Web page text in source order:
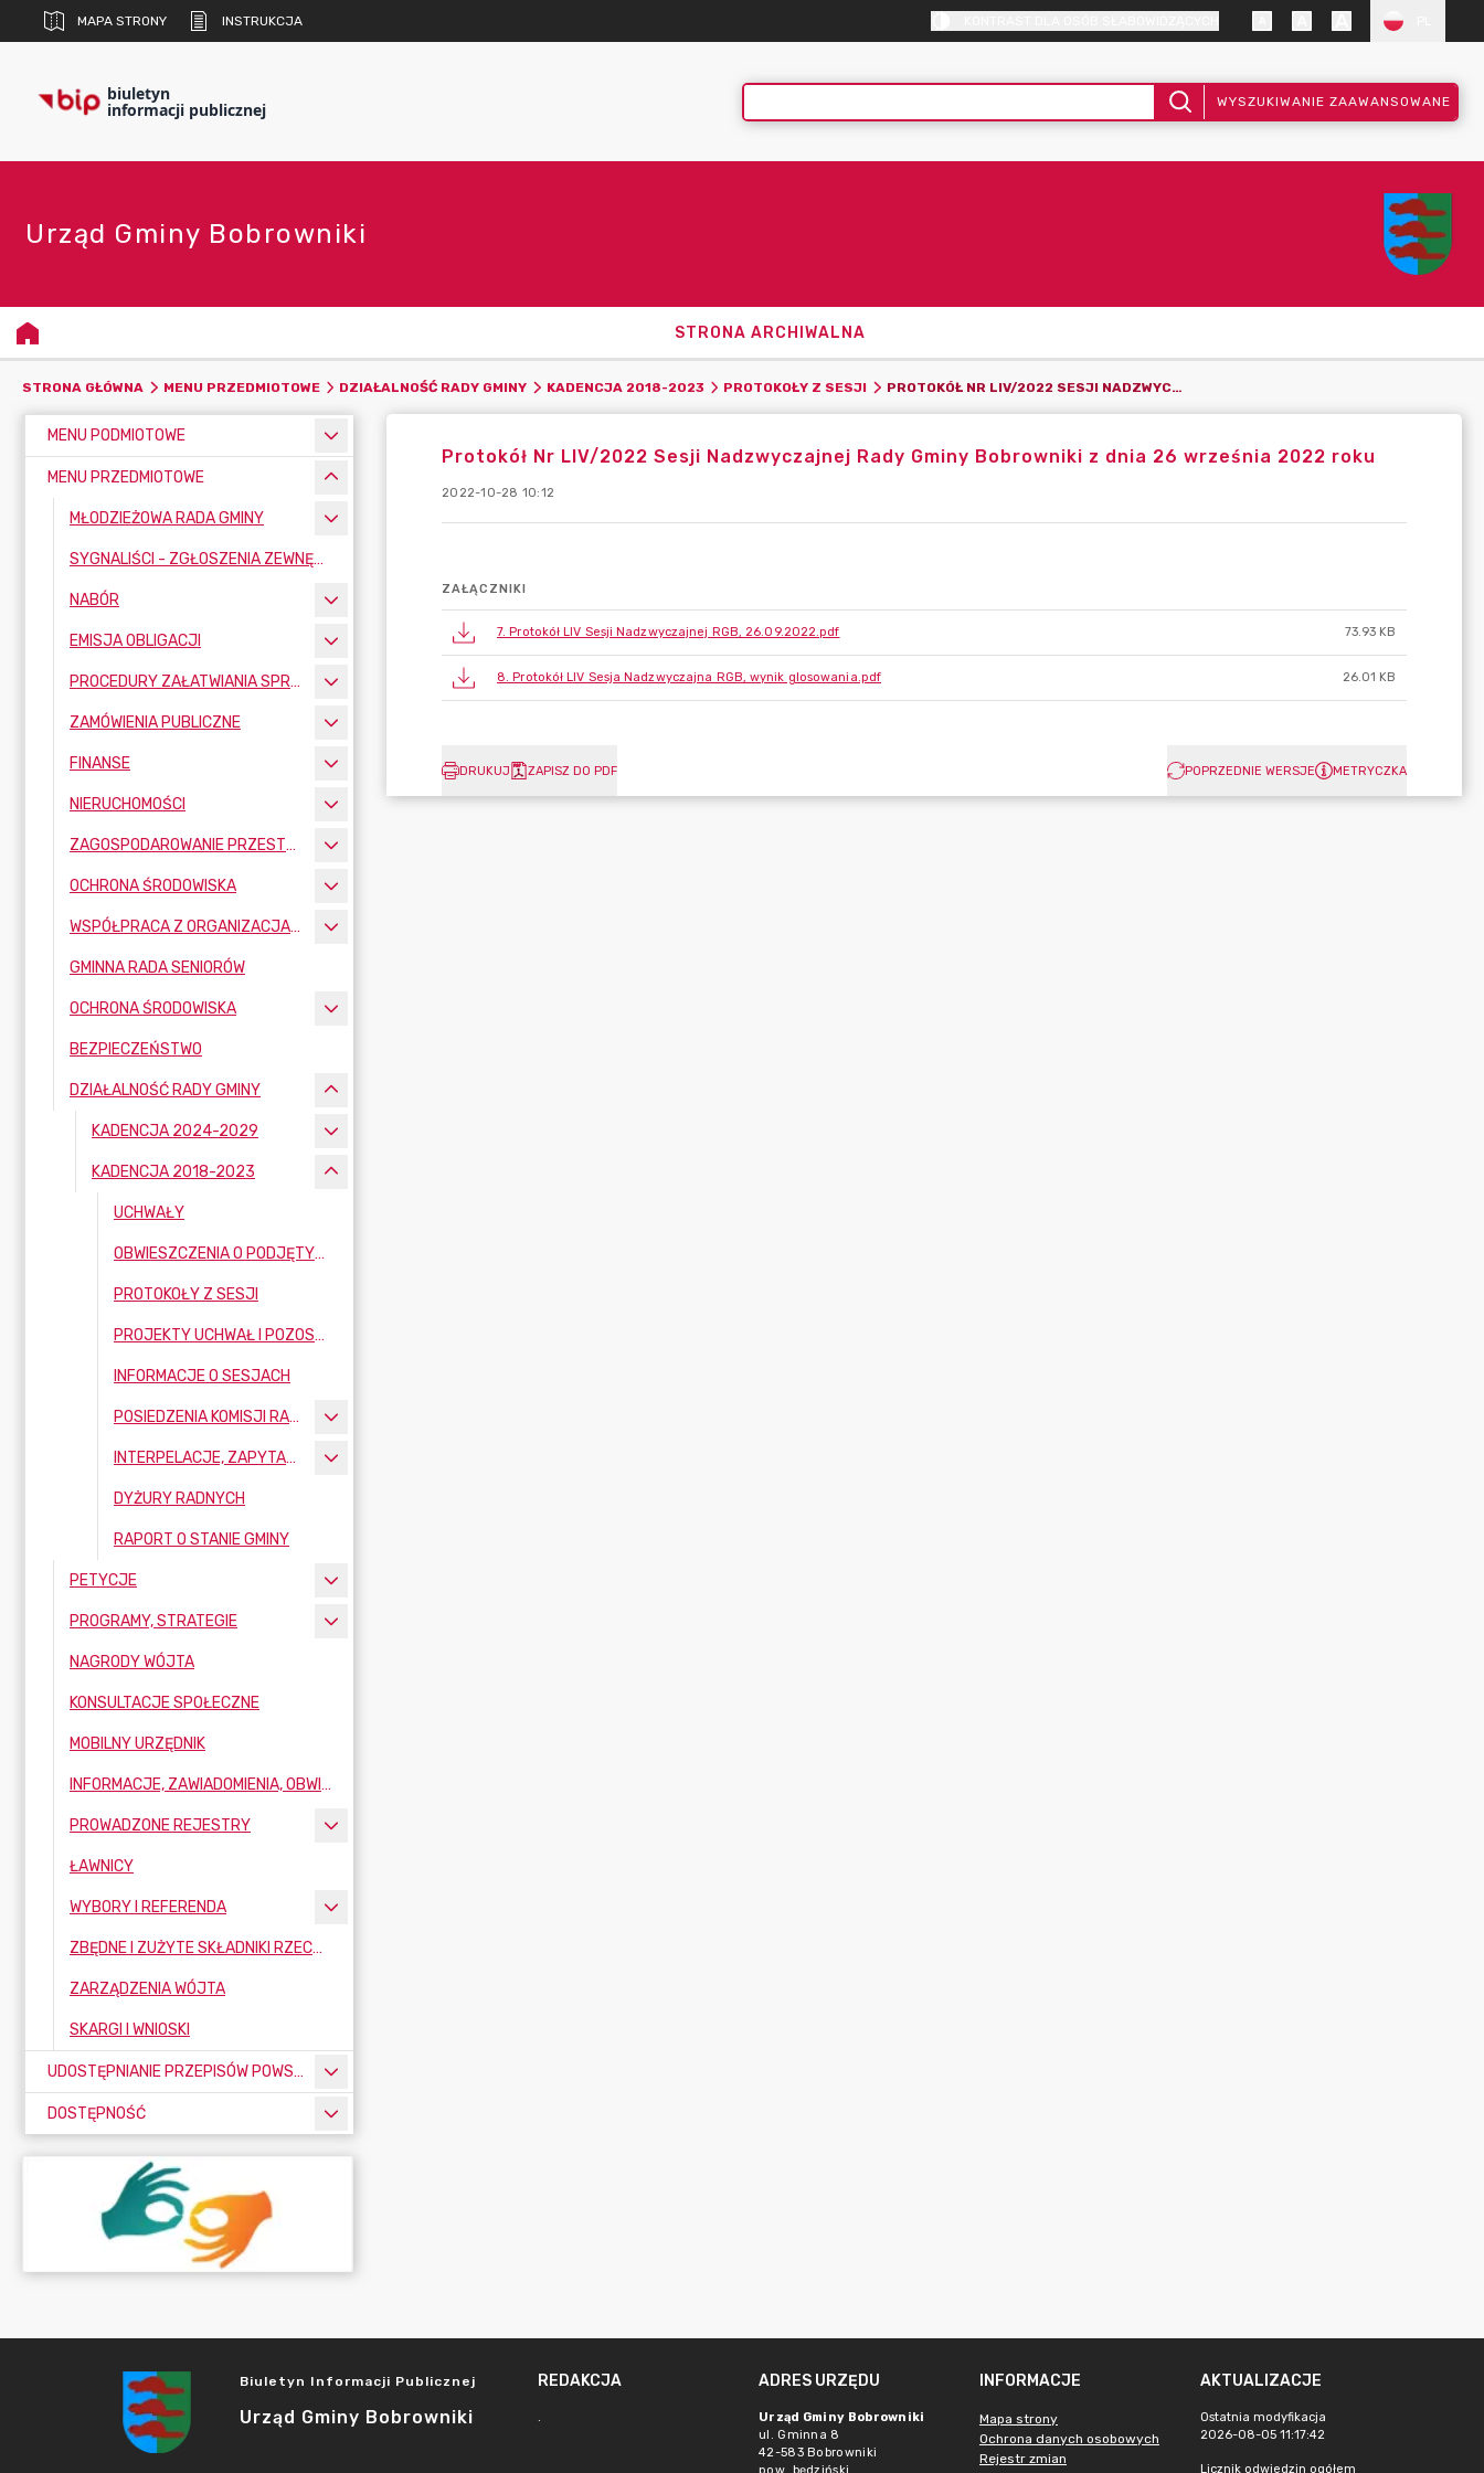
MAPA STRONY INSTRUKCJA
biuletyn
informacji publicznej WYSZUKIWANIE ZAAWANSOWANE
Urząd Gminy Bobrowniki
STRONA ARCHIWALNA
STRONA GŁÓWNA MENU PRZEDMIOTOWE DZIAŁALNOŚĆ RADY GMINY KADENCJA 2018-2023 PROTOKOŁY Z SESJI PROTOKÓŁ NR LIV/2022 SESJI NADZWYCZAJNEJ RADY GMINY BOBROWNIKI Z DNIA 26 WRZEŚNIA 2022 ROKU
MENU PODMIOTOWE
MENU PRZEDMIOTOWE
MŁODZIEŻOWA RADA GMINY
SYGNALIŚCI - ZGŁOSZENIA ZEWNĘTRZNE
NABÓR
EMISJA OBLIGACJI
PROCEDURY ZAŁATWIANIA SPRAW
ZAMÓWIENIA PUBLICZNE
FINANSE
NIERUCHOMOŚCI
ZAGOSPODAROWANIE PRZESTRZENNE
OCHRONA ŚRODOWISKA
WSPÓŁPRACA Z ORGANIZACJAMI POZARZĄDOWYMI
GMINNA RADA SENIORÓW
OCHRONA ŚRODOWISKA
BEZPIECZEŃSTWO
DZIAŁALNOŚĆ RADY GMINY
KADENCJA 2024-2029
KADENCJA 2018-2023
UCHWAŁY
OBWIESZCZENIA O PODJĘTYCH UCHWAŁACH PODCZAS SSJI RADY GMINY
PROTOKOŁY Z SESJI
PROJEKTY UCHWAŁ I POZOSTAŁE MATERIAŁY SESYJNE
INFORMACJE O SESJACH
POSIEDZENIA KOMISJI RAD GMINY BOBROWNIKI
INTERPELACJE, ZAPYTANIA I WNIOSKI
DYŻURY RADNYCH
RAPORT O STANIE GMINY
PETYCJE
PROGRAMY, STRATEGIE
NAGRODY WÓJTA
KONSULTACJE SPOŁECZNE
MOBILNY URZĘDNIK
INFORMACJE, ZAWIADOMIENIA, OBWIESZCZENIA
PROWADZONE REJESTRY
ŁAWNICY
WYBORY I REFERENDA
ZBĘDNE I ZUŻYTE SKŁADNIKI RZECZOWE MAJĄTKU RUCHOMEGO
ZARZĄDZENIA WÓJTA
SKARGI I WNIOSKI
UDOSTĘPNIANIE PRZEPISÓW POWSZECHNIE OBOWIĄZUJĄCYCH
DOSTĘPNOŚĆ
Protokół Nr LIV/2022 Sesji Nadzwyczajnej Rady Gminy Bobrowniki z dnia 26 września 2022 roku
2022-10-28 10:12
ZAŁĄCZNIKI
7. Protokół LIV Sesji Nadzwyczajnej RGB, 26.09.2022.pdf 73.93 KB
8. Protokół LIV Sesja Nadzwyczajna RGB, wynik glosowania.pdf 26.01 KB
DRUKUJ ZAPISZ DO PDF POPRZEDNIE WERSJE METRYCZKA
Biuletyn Informacji Publicznej
Urząd Gminy Bobrowniki
REDAKCJA
.
ADRES URZĘDU
Urząd Gminy Bobrowniki
ul. Gminna 8
42-583 Bobrowniki
INFORMACJE
Mapa strony
Ochrona danych osobowych
Rejestr zmian
AKTUALIZACJE
Ostatnia modyfikacja
2026-08-05 11:17:42
Licznik odwiedzin ogółem